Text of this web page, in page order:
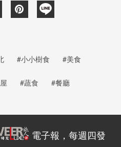
#小小樹食 #美食
#蔬食 #餐廳
電子報，每週四發